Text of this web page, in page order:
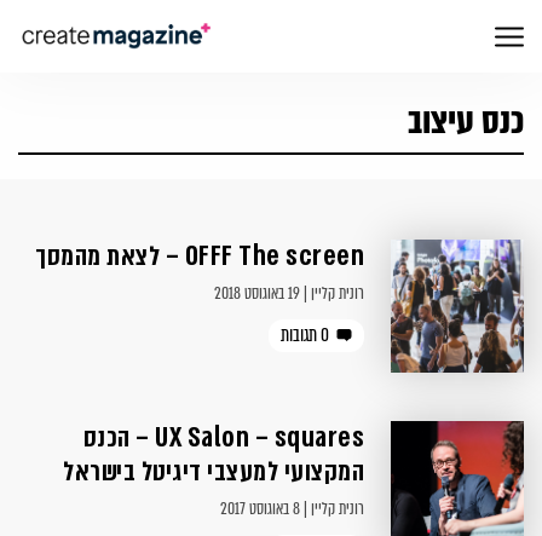
כנס עיצוב
OFFF The screen – לצאת מהמסך
רונית קליין | 19 באוגוסט 2018
0 תגובות
UX Salon – squares – הכנס
המקצועי למעצבי דיגיטל בישראל
רונית קליין | 8 באוגוסט 2017